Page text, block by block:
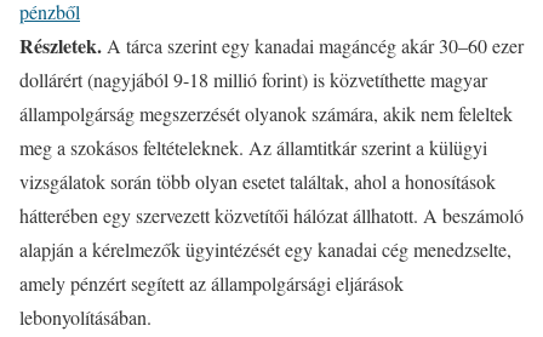
pénzből
Részletek. A tárca szerint egy kanadai magáncég akár 30–60 ezer
dollárért (nagyjából 9-18 millió forint) is közvetíthette magyar
állampolgárság megszerzését olyanok számára, akik nem feleltek
meg a szokásos feltételeknek. Az államtitkár szerint a külügyi
vizsgálatok során több olyan esetet találtak, ahol a honosítások
hátterében egy szervezett közvetítői hálózat állhatott. A beszámoló
alapján a kérelmezők ügyintézését egy kanadai cég menedzselte,
amely pénzért segített az állampolgársági eljárások
lebonyolításában.